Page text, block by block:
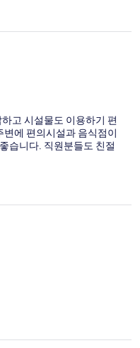
고 시설물도 이용하기 편
에 편의시설과 음식점이
습니다. 직원분들도 친절